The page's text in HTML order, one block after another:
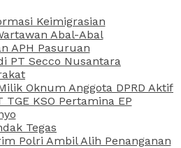
Keimigrasian
Abal-Abal
APH Pasuruan
PT Secco Nusantara
Oknum Anggota DPRD Aktif
KSO Pertamina EP
Tegas
Polri Ambil Alih Penanganan